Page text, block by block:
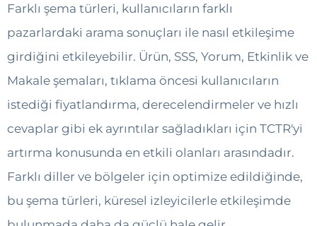
Farklı şema türleri, kullanıcıların farklı
pazarlardaki arama sonuçları ile nasıl etkileşime
girdiğini etkileyebilir. Ürün, SSS, Yorum, Etkinlik ve
Makale şemaları, tıklama öncesi kullanıcıların
istediği fiyatlandırma, derecelendirmeler ve hızlı
cevaplar gibi ek ayrıntılar sağladıkları için TCTR'yi
artırma konusunda en etkili olanları arasındadır.
Farklı diller ve bölgeler için optimize edildiğinde,
bu şema türleri, küresel izleyicilerle etkileşimde